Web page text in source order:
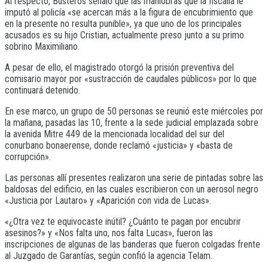
imputó al policía «se acercan más a la figura de encubrimiento que
en la presente no resulta punible», ya que uno de los principales
acusados es su hijo Cristian, actualmente preso junto a su primo
sobrino Maximiliano.
A pesar de ello, el magistrado otorgó la prisión preventiva del
comisario mayor por «sustracción de caudales públicos» por lo que
continuará detenido.
En ese marco, un grupo de 50 personas se reunió este miércoles por
la mañana, pasadas las 10, frente a la sede judicial emplazada sobre
la avenida Mitre 449 de la mencionada localidad del sur del
conurbano bonaerense, donde reclamó «justicia» y «basta de
corrupción».
Las personas allí presentes realizaron una serie de pintadas sobre las
baldosas del edificio, en las cuales escribieron con un aerosol negro
«Justicia por Lautaro» y «Aparición con vida de Lucas».
«¿Otra vez te equivocaste inútil? ¿Cuánto te pagan por encubrir
asesinos?» y «Nos falta uno, nos falta Lucas», fueron las
inscripciones de algunas de las banderas que fueron colgadas frente
al Juzgado de Garantías, según confió la agencia Telam.